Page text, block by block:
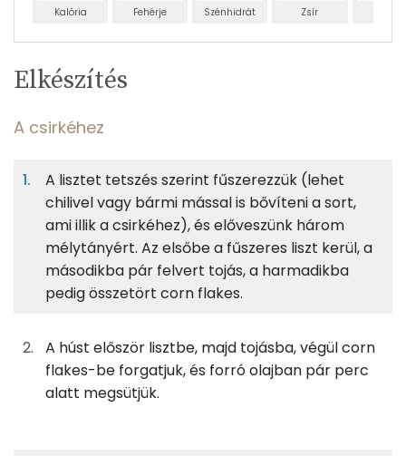
Kalória Fehérje Szénhidrát Zsír
Egy
adagban
12%
A csirkéhez
56gcsirkemellfilé
68 kcal
25gfinomliszt
43g napraforgó olaj 376 kcal
TÁPANYAGTARTALOM
12%
Fehérje
13%
Szénhidrát
32%
Zsír
43%
Víz
TOP ásványi anyagok
Foszfor
Nátrium
Szelén
Elkészítés
A csirkéhez
A lisztet tetszés szerint fűszerezzük (lehet
chilivel vagy bármi mással is bővíteni a sort,
ami illik a csirkéhez), és előveszünk három
mélytányért. Az elsőbe a fűszeres liszt kerül, a
másodikba pár felvert tojás, a harmadikba
pedig összetört corn flakes.
A húst először lisztbe, majd tojásba, végül corn
flakes-be forgatjuk, és forró olajban pár perc
alatt megsütjük.